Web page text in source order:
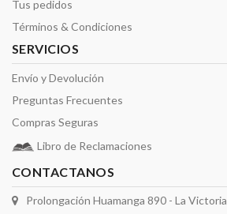
Tus pedidos
Términos & Condiciones
SERVICIOS
Envío y Devolución
Preguntas Frecuentes
Compras Seguras
Libro de Reclamaciones
CONTACTANOS
Prolongación Huamanga 890 - La Victoria